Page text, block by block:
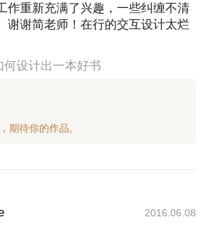
作重新充满了兴趣，一些纠缠不清
谢谢简老师！在行的交互设计太烂
何设计出一本好书
2016.06.08